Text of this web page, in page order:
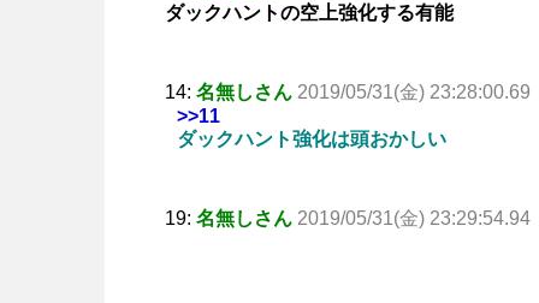
ダックハントの空上強化する有能
14: 名無しさん 2019/05/31(金) 23:28:00.69
>>11
ダックハント強化は頭おかしい
19: 名無しさん 2019/05/31(金) 23:29:54.94